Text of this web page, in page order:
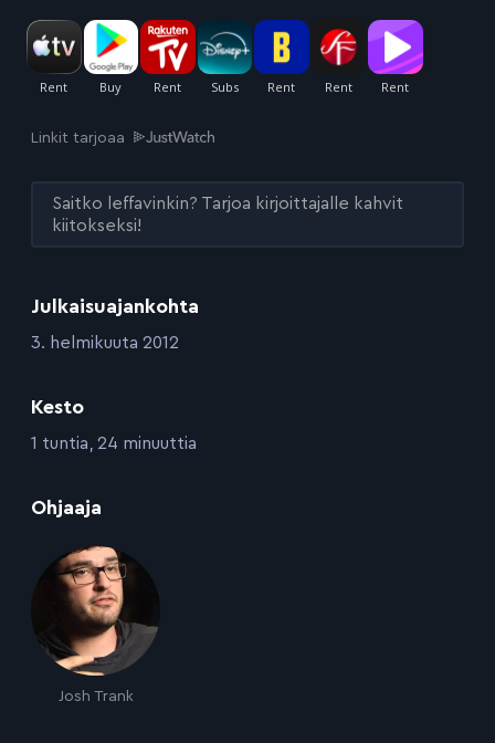
Julkaisuajankohta
:3. helmikuuta 2012
Kesto
:1 tuntia, 24 minuuttia
Ohjaaja
Josh Trank
Linkit tarjoaa
Saitko leffavinkin? Tarjoa kirjoittajalle kahvit
kiitokseksi!